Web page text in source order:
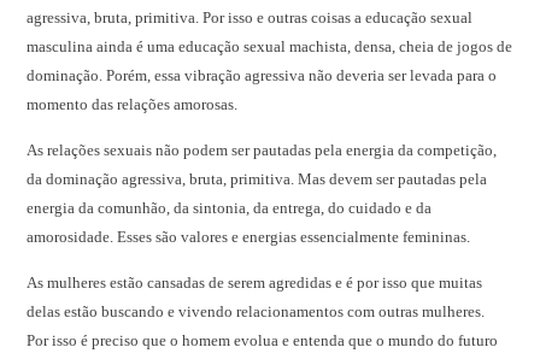
agressiva, bruta, primitiva. Por isso e outras coisas a educação sexual
masculina ainda é uma educação sexual machista, densa, cheia de jogos de
dominação. Porém, essa vibração agressiva não deveria ser levada para o
momento das relações amorosas.
As relações sexuais não podem ser pautadas pela energia da competição,
da dominação agressiva, bruta, primitiva. Mas devem ser pautadas pela
energia da comunhão, da sintonia, da entrega, do cuidado e da
amorosidade. Esses são valores e energias essencialmente femininas.
As mulheres estão cansadas de serem agredidas e é por isso que muitas
delas estão buscando e vivendo relacionamentos com outras mulheres.
Por isso é preciso que o homem evolua e entenda que o mundo do futuro